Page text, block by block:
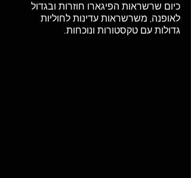
כיום שרשראות הפיגארו חוזרות ובגדול
לאופנה, משרשראות עדינות לחוליות
גדולות עם טקסטורות ונוכחות.